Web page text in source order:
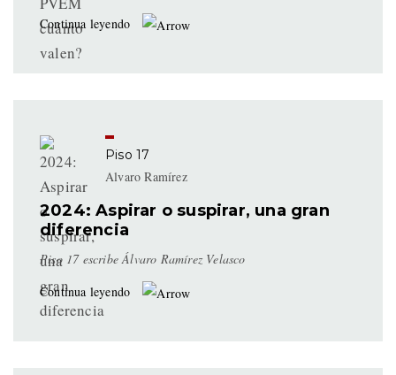
Continua leyendo
Piso 17
Alvaro Ramírez
2024: Aspirar o suspirar, una gran
diferencia
Piso 17 escribe Álvaro Ramírez Velasco
Continua leyendo